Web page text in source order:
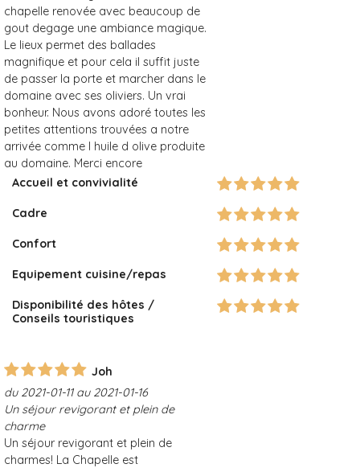
chapelle renovée avec beaucoup de
gout degage une ambiance magique.
Le lieux permet des ballades
magnifique et pour cela il suffit juste
de passer la porte et marcher dans le
domaine avec ses oliviers. Un vrai
bonheur. Nous avons adoré toutes les
petites attentions trouvées a notre
arrivée comme l huile d olive produite
au domaine. Merci encore
Accueil et convivialité
Cadre
Confort
Equipement cuisine/repas
Disponibilité des hôtes /
Conseils touristiques
Joh
du 2021-01-11 au 2021-01-16
Un séjour revigorant et plein de
charme
Un séjour revigorant et plein de
charmes! La Chapelle est